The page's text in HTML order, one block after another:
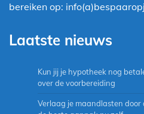
bereiken op:
Laatste nieuws
Kun jij je hypotheek nog
over de voorbereiding
Verlaag je maandlasten door